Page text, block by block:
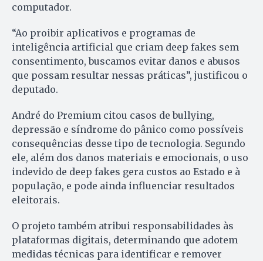
computador.
“Ao proibir aplicativos e programas de
inteligência artificial que criam deep fakes sem
consentimento, buscamos evitar danos e abusos
que possam resultar nessas práticas”, justificou o
deputado.
André do Premium citou casos de bullying,
depressão e síndrome do pânico como possíveis
consequências desse tipo de tecnologia. Segundo
ele, além dos danos materiais e emocionais, o uso
indevido de deep fakes gera custos ao Estado e à
população, e pode ainda influenciar resultados
eleitorais.
O projeto também atribui responsabilidades às
plataformas digitais, determinando que adotem
medidas técnicas para identificar e remover